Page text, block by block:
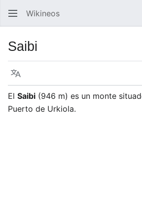
Wikineos
Saibi
Idioma
El Saibi (946 m) es un monte
Puerto de Urkiola.